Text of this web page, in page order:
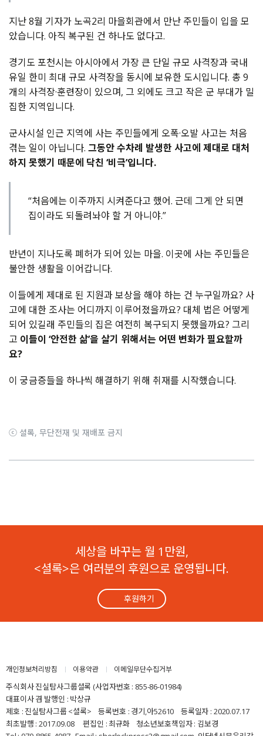
지난 8월 기자가 노곡2리 마을회관에서 만난 주민들이 입을 모
았습니다. 아직 복구된 건 하나도 없다고.
경기도 포천시는 아시아에서 가장 큰 단일 규모 사격장과 국내
유일 한미 최대 규모 사격장을 동시에 보유한 도시입니다. 총 9
개의 사격장·훈련장이 있으며, 그 외에도 크고 작은 군 부대가 밀
집한 지역입니다.
군사시설 인근 지역에 사는 주민들에게 오폭·오발 사고는 처음
겪는 일이 아닙니다. 그동안 수차례 발생한 사고에 제대로 대처
하지 못했기 때문에 닥친 ‘비극’입니다.
“처음에는 이주까지 시켜준다고 했어. 근데 그게 안 되면
집이라도 되돌려놔야 할 거 아니야.”
반년이 지나도록 폐허가 되어 있는 마을. 이곳에 사는 주민들은
불안한 생활을 이어갑니다.
이들에게 제대로 된 지원과 보상을 해야 하는 건 누구일까요? 사
고에 대한 조사는 어디까지 이루어졌을까요? 대체 법은 어떻게
되어 있길래 주민들의 집은 여전히 복구되지 못했을까요? 그리
고 이들이 ‘안전한 삶’을 살기 위해서는 어떤 변화가 필요할까
요?
이 궁금증들을 하나씩 해결하기 위해 취재를 시작했습니다.
ⓒ 셜록, 무단전재 및 재배포 금지
세상을 바꾸는 월 1만원,
<셜록>은 여러분의 후원으로 운영됩니다.
후원하기
개인정보처리방침 이용약관 이메일무단수집거부
주식회사 진실탐사그룹셜록 (사업자번호 : 855-86-01984)
대표이사 겸 발행인 : 박상규
제호 : 진실탐사그룹 <셜록> 등록번호 : 경기,아52610 등록일자 : 2020.07.17
최초발행 : 2017.09.08 편집인 : 최규화 청소년보호책임자 : 김보경